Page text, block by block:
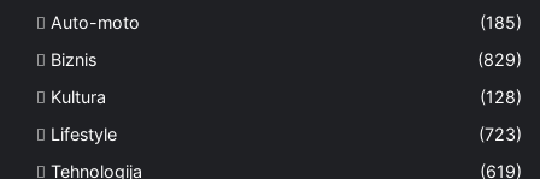
Auto-moto
(185)
Biznis
(829)
Kultura
(128)
Lifestyle
(723)
Tehnologija
(619)